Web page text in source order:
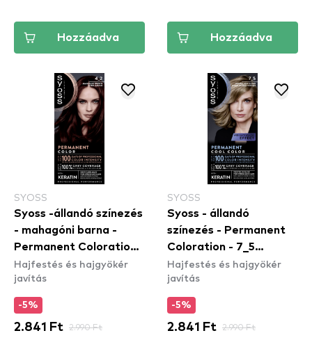
Hozzáadva Hozzáadva
SYOSS
Syoss -állandó színezés
- mahagóni barna -
Permanent Coloration -
4_2 Mahogany Brown
Hajfestés és hajgyökér
javítás
-5%
2.841 Ft 2.990 Ft
SYOSS
Syoss - állandó
színezés - Permanent
Coloration - 7_5
Natural Ashy Blond
Hajfestés és hajgyökér
javítás
-5%
2.841 Ft 2.990 Ft